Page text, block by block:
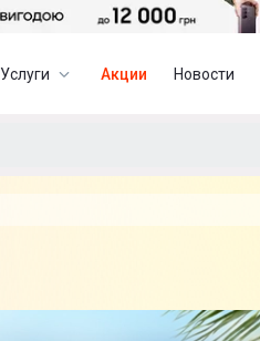
Услуги Акции Новости